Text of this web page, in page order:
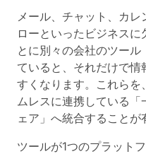
メール、チャット、カ
ローといったビジネス
とに別々の会社のツー
ていると、それだけで
すくなります。これらを
ムレスに連携している
ェア」へ統合することが
ツールが1つのプラット